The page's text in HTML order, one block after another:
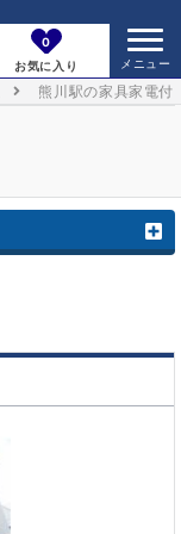
0
お気に入り
熊川駅の家具家電付